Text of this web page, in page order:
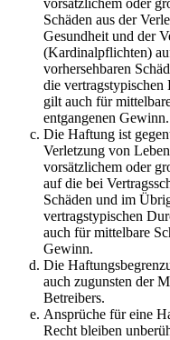
vorsätzlichem oder
Schäden aus der
Gesundheit und der
(Kardinalpflichten)
vorhersehbaren
die vertragstypischen
gilt auch für
entgangenen Gewinn.
Die Haftung ist
Verletzung von
vorsätzlichem oder
auf die bei
Schäden und im
vertragstypischen
auch für mittelbare
Gewinn.
Die
auch zugunsten der
Betreibers.
Ansprüche für eine
Recht bleiben